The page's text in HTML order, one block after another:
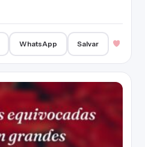
WhatsApp Salvar